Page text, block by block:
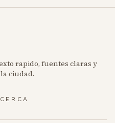
rapido, fuentes claras y
ciudad.